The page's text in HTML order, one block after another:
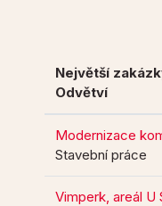
Největší
Odvětví
Modernizace
Stavební práce
Vimperk, areál U